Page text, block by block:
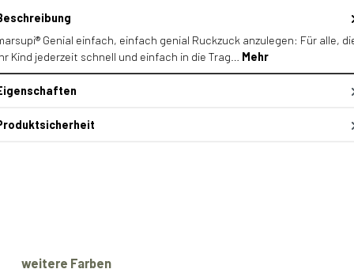
Genial einfach, einfach genial Ruckzuck anzulegen: Für alle,
Kind jederzeit schnell und einfach in die Trag… Mehr
Produktgalerie überspringen
weitere Farben